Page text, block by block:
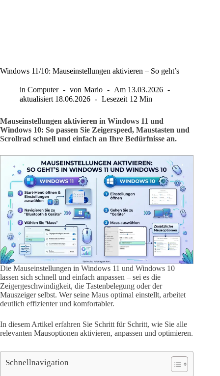
Windows 11/10: Mauseinstellungen aktivieren – So geht’s
in Computer von Mario Am 13.03.2026
aktualisiert 18.06.2026 Lesezeit 12 Min
Mauseinstellungen aktivieren in Windows 11 und
Windows 10: So passen Sie Zeigerspeed, Maustasten und
Scrollrad schnell und einfach an Ihre Bedürfnisse an.
Die Mauseinstellungen in Windows 11 und Windows 10
lassen sich schnell und einfach anpassen – sei es die
Zeigergeschwindigkeit, die Tastenbelegung oder der
Mauszeiger selbst. Wer seine Maus optimal einstellt, arbeitet
deutlich effizienter und komfortabler.
In diesem Artikel erfahren Sie Schritt für Schritt, wie Sie alle
relevanten Mausoptionen aktivieren, anpassen und optimieren.
Schnellnavigation